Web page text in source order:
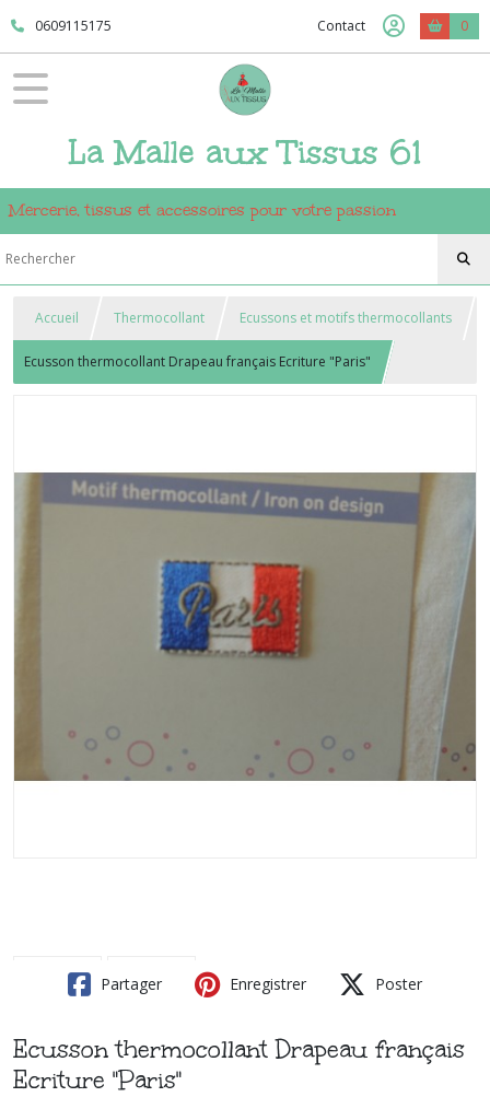
0609115175 Contact 0
La Malle aux Tissus 61
Mercerie, tissus et accessoires pour votre passion
Accueil Thermocollant Ecussons et motifs thermocollants
Ecusson thermocollant Drapeau français Ecriture "Paris"
Partager Enregistrer Poster
Ecusson thermocollant Drapeau français
Ecriture "Paris"